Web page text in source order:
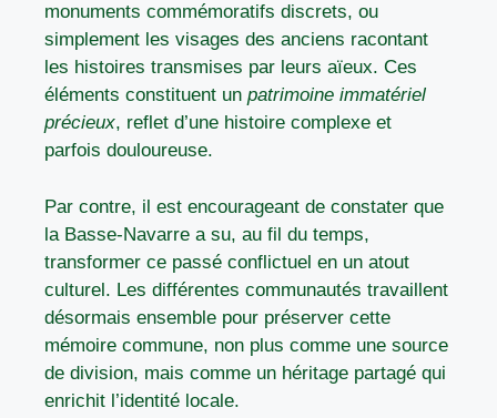
monuments commémoratifs discrets, ou
simplement les visages des anciens racontant
les histoires transmises par leurs aïeux. Ces
éléments constituent un patrimoine immatériel
précieux, reflet d’une histoire complexe et
parfois douloureuse.
Par contre, il est encourageant de constater que
la Basse-Navarre a su, au fil du temps,
transformer ce passé conflictuel en un atout
culturel. Les différentes communautés travaillent
désormais ensemble pour préserver cette
mémoire commune, non plus comme une source
de division, mais comme un héritage partagé qui
enrichit l’identité locale.